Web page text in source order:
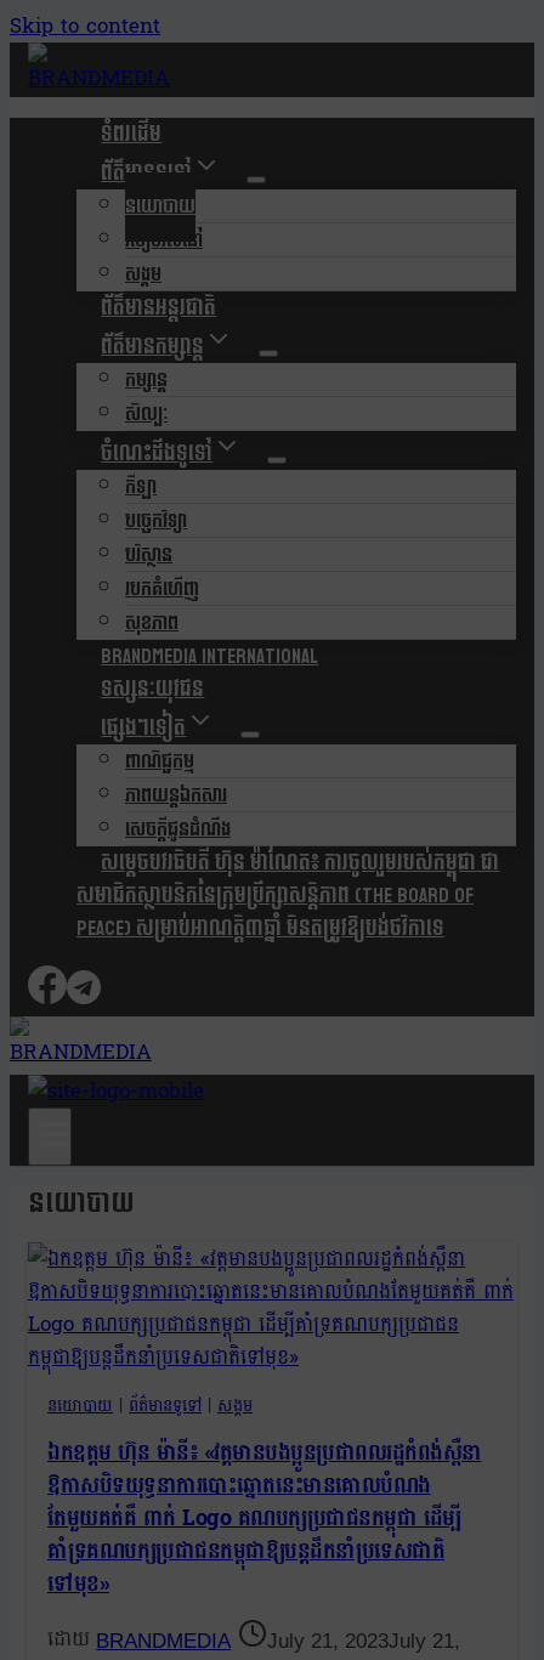
Skip to content
ទំពរដើម
ព័ត៌មានទូទៅ
នយោបាយ
របៀបរស់នៅ
សង្គម
ព័ត៌មានអន្តរជាតិ
ព័ត៌មានកម្សាន្ត
កម្សាន្ត
សិល្បៈ
ចំណេះដឹងទូទៅ
កីឡា
បច្ចេកវិទ្យា
បរិស្ថាន
របកគំហើញ
សុខភាព
Brandmedia international
ទស្សនៈយុវជន
ផ្សេងៗទៀត
ពាណិជ្ជកម្ម
ភាពយន្តឯកសារ
សេចក្តីជូនដំណឹង
សម្តេចបវរធិបតី ហ៊ុន ម៉ាណែត៖ ការចូលរួមរបស់កម្ពុជា ជា
សមាជិកស្ថាបនិកនៃក្រុមប្រឹក្សាសន្តិភាព (The Board Of
Peace) សម្រាប់អាណត្តិ៣ឆ្នាំ មិនតម្រូវឱ្យបង់ថវិកាទេ
នយោបាយ
នយោបាយ | ព័ត៌មានទូទៅ | សង្គម
ឯកឧត្តម ហ៊ុន ម៉ានី៖ «វត្តមានបងប្អូនប្រជាពលរដ្ឋកំពង់ស្ពឺនា
ឱកាសបិទយុទ្ធនាការបោះឆ្នោតនេះមានគោលបំណង
តែមួយគត់គឺ ពាក់ Logo គណបក្សប្រជាជនកម្ពុជា ដើម្បី
គាំទ្រគណបក្សប្រជាជនកម្ពុជាឱ្យបន្តដឹកនាំប្រទេសជាតិ
ទៅមុខ»
BRANDMEDIA July 21, 2023July 21,